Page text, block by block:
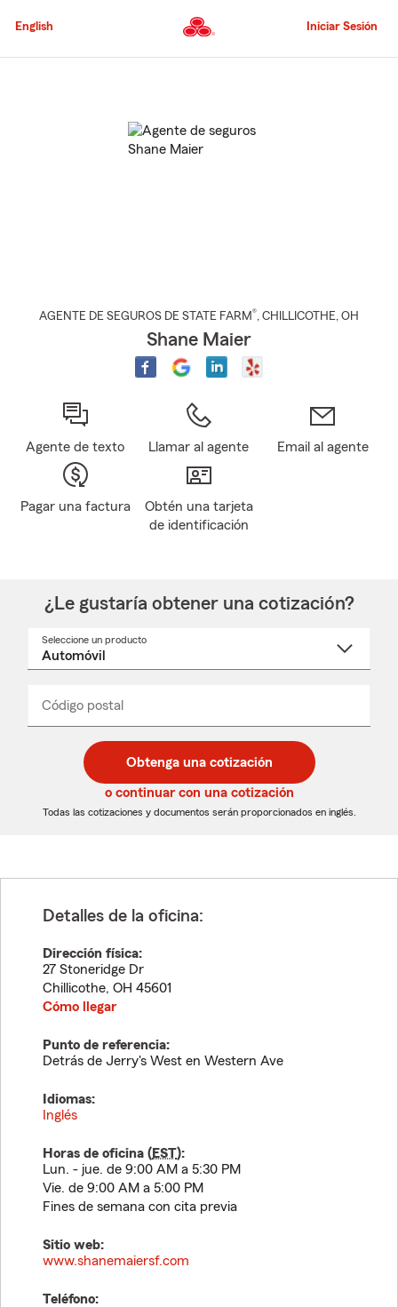
al
principal
English Iniciar Sesión
AGENTE DE SEGUROS DE STATE FARM®, CHILLICOTHE, OH
Shane Maier
Agente de texto Llamar al agente Email al agente
Pagar una factura
Obtén una tarjeta
de identificación
¿Le gustaría obtener una cotización?
Seleccione un producto
desplegable
Código postal
de
5
dígitos
de
5
dígitos
_____
Obtenga una cotización
o continuar con una cotización
Todas las cotizaciones y documentos serán proporcionados en inglés.
Detalles de la oficina:
Dirección física:
27 Stoneridge Dr
Chillicothe, OH 45601
Cómo llegar
Punto de referencia:
Detrás de Jerry's West en Western Ave
Idiomas:
Inglés
Horas de oficina (EST):
Lun. - jue. de 9:00 AM a 5:30 PM
Vie. de 9:00 AM a 5:00 PM
Fines de semana con cita previa
Sitio web:
www.shanemaiersf.com
Teléfono: